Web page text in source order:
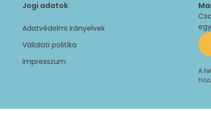
Jogi adatok
Adatvédelmi irányelvek
Vállalati politika
Impresszum
A